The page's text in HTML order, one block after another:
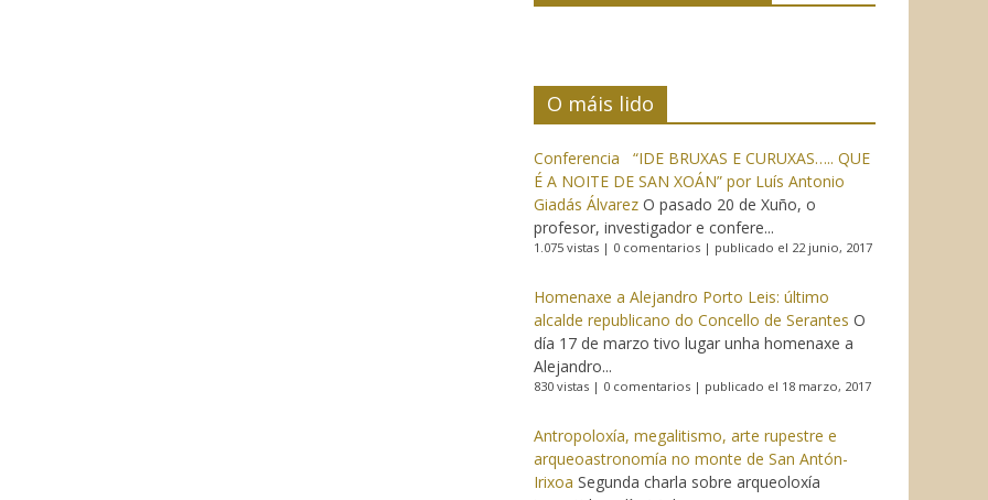
O máis lido
Conferencia “IDE BRUXAS E CURUXAS….. QUE
É A NOITE DE SAN XOÁN” por Luís Antonio
Giadás Álvarez O pasado 20 de Xuño, o
profesor, investigador e confere...
1.075 vistas | 0 comentarios | publicado el 22 junio, 2017
Homenaxe a Alejandro Porto Leis: último
alcalde republicano do Concello de Serantes O
día 17 de marzo tivo lugar unha homenaxe a
Alejandro...
830 vistas | 0 comentarios | publicado el 18 marzo, 2017
Antropoloxía, megalitismo, arte rupestre e
arqueoastronomía no monte de San Antón-
Irixoa Segunda charla sobre arqueoloxía